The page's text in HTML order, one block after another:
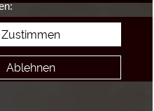
Zustimmen
Ablehnen